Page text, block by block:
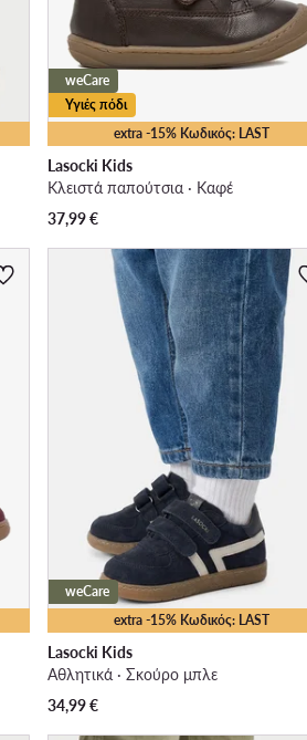
extra -15% Κωδικός: LAST
weCare
Υγιές πόδι
Lasocki Kids
Κλειστά παπούτσια · Καφέ
37,99€
extra -15% Κωδικός: LAST
weCare
Lasocki Kids
Αθλητικά · Σκούρο μπλε
34,99€